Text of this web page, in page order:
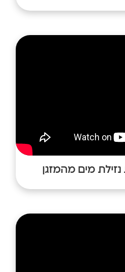
מים מהמזגן